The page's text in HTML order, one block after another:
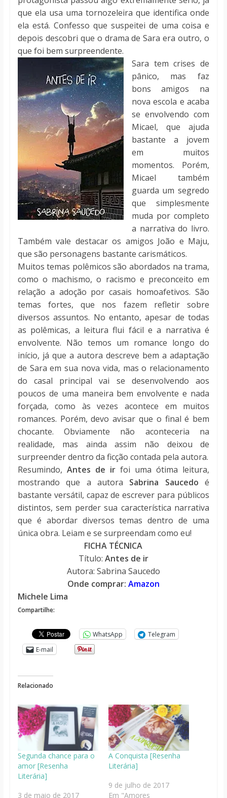
que ela usa uma tornozeleira que identifica onde
ela está. Confesso que suspeitei de uma coisa e
depois descobri que o drama de Sara era outro, o
que foi bem surpreendente.
Sara tem crises de
pânico, mas faz
bons amigos na
nova escola e acaba
se envolvendo com
Micael, que ajuda
bastante a jovem
em muitos
momentos. Porém,
Micael também
guarda um segredo
que simplesmente
muda por completo
a narrativa do livro.
Também vale destacar os amigos João e Maju,
que são personagens bastante carismáticos.
Muitos temas polêmicos são abordados na trama,
como o machismo, o racismo e preconceito em
relação a adoção por casais homoafetivos. São
temas fortes, que nos fazem refletir sobre
diversos assuntos. No entanto, apesar de todas
as polêmicas, a leitura flui fácil e a narrativa é
envolvente. Não temos um romance longo do
início, já que a autora descreve bem a adaptação
de Sara em sua nova vida, mas o relacionamento
do casal principal vai se desenvolvendo aos
poucos de uma maneira bem envolvente e nada
forçada, como às vezes acontece em muitos
romances. Porém, devo avisar que o final é bem
chocante. Obviamente não aconteceria na
realidade, mas ainda assim não deixou de
surpreender dentro da ficção contada pela autora.
Resumindo, Antes de irfoi uma ótima leitura,
mostrando que a autora Sabrina Saucedo é
bastante versátil, capaz de escrever para públicos
distintos, sem perder sua característica narrativa
que é abordar diversos temas dentro de uma
única obra. Leiam e se surpreendam como eu!
FICHA TÉCNICA
Título: Antes de ir
Autora: Sabrina Saucedo
Onde comprar: Amazon
Michele Lima
Compartilhe:
WhatsApp
Telegram
E-mail
Relacionado
Segunda chance para o
amor [Resenha
Literária]
3 de maio de 2017
A Conquista [Resenha
Literária]
9 de julho de 2017
Em "Amores